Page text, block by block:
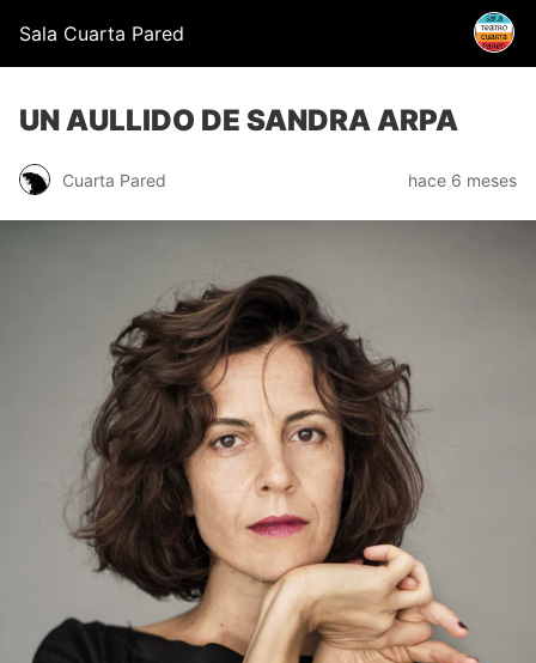
Sala Cuarta Pared
UN AULLIDO DE SANDRA ARPA
Cuarta Pared hace 6 meses